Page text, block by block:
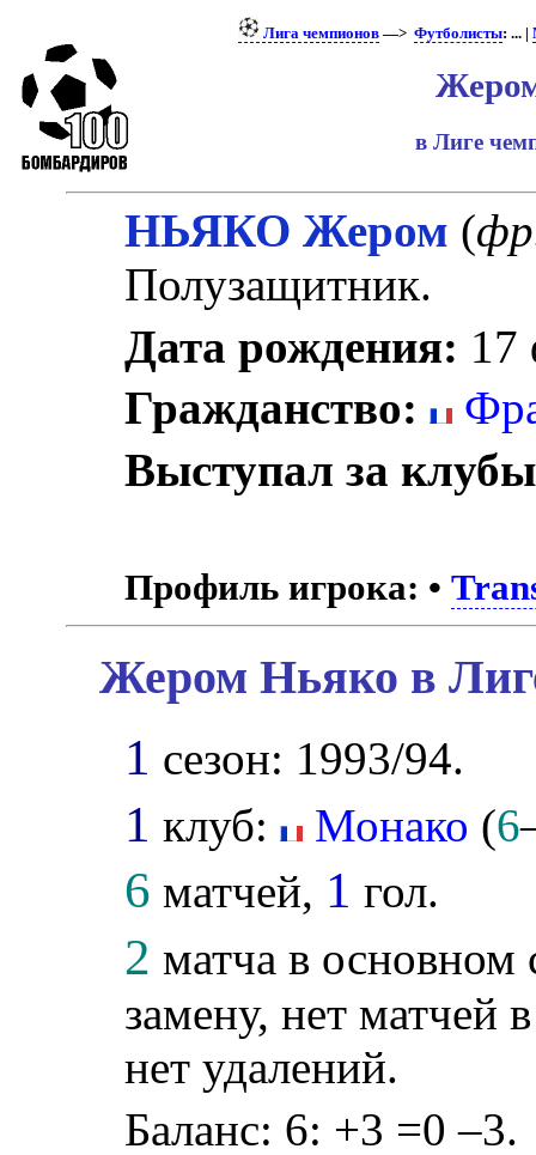
Лига чемпионов —>Футболисты: ... |
в Лиге
НЬЯКО Жером (
Полузащитник.
Дата рождения: 17
Гражданство:
Выступал за
Профиль игрока: •
Жером Ньяко в
1 сезон: 1993/94.
1 клуб: Монако (6
6 матчей, 1 гол.
2 матча в основном
замену, нет матчей
нет удалений.
Баланс: 6: +3 =0 –3.